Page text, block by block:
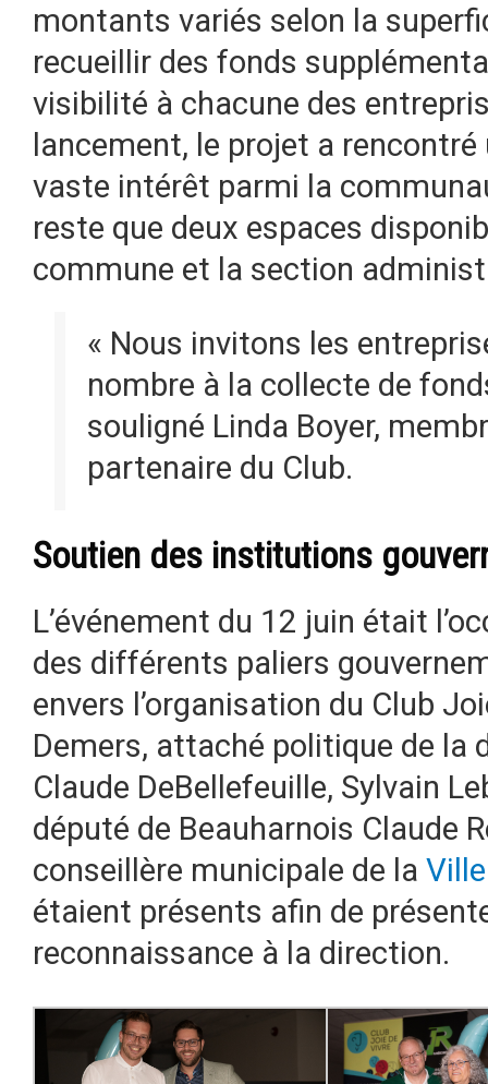
montants variés selon la
recueillir des fonds
visibilité à chacune des
lancement, le projet a
vaste intérêt parmi la
reste que deux espaces
commune et la section
« Nous invitons les
nombre à la collecte de
souligné Linda Boyer,
partenaire du Club.
Soutien des institutions
L’événement du 12 juin était
des différents paliers
envers l’organisation du Club
Demers, attaché politique de la
Claude DeBellefeuille, Sylvain
député de Beauharnois Claude
conseillère municipale de la
étaient présents afin de
reconnaissance à la direction.